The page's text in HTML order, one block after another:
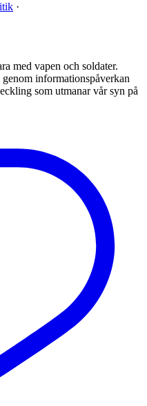
·
med vapen och soldater.
informationspåverkan
som utmanar vår syn på